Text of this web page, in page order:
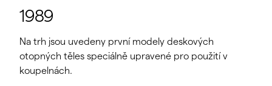
1989
Na trh jsou uvedeny první modely deskových
otopných těles speciálně upravené pro použití v
koupelnách.